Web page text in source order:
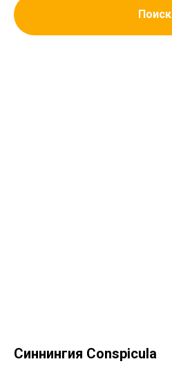
Поиск
Синнингия Conspicula